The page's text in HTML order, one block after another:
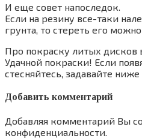
И еще совет напоследок.
Если на резину все-таки
грунта, то стереть его
Про покраску литых дисков
Удачной покраски! Если
стесняйтесь, задавайте
Добавить комментарий
Добавляя комментарий Вы
конфиденциальности.